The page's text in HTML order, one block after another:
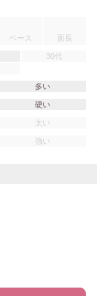
ベース 面長
30代
多い
硬い
太い
強い